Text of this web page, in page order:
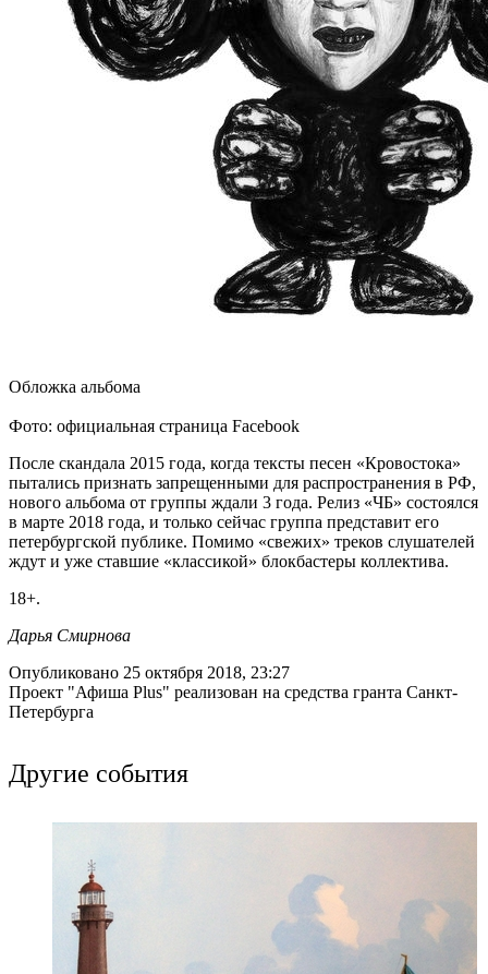
Обложка альбома
Фото: официальная страница Facebook
После скандала 2015 года, когда тексты песен «Кровостока»
пытались признать запрещенными для распространения в РФ,
нового альбома от группы ждали 3 года. Релиз «ЧБ» состоялся
в марте 2018 года, и только сейчас группа представит его
петербургской публике. Помимо «свежих» треков слушателей
ждут и уже ставшие «классикой» блокбастеры коллектива.
18+.
Дарья Смирнова
Опубликовано 25 октября 2018, 23:27
Проект "Афиша Plus" реализован на средства гранта Санкт-
Петербурга
Другие события